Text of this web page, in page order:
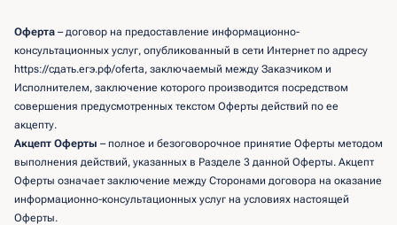
Оферта – договор на предоставление информационно-
консультационных услуг, опубликованный в сети Интернет по адресу
https://сдать.егэ.рф/oferta, заключаемый между Заказчиком и
Исполнителем, заключение которого производится посредством
совершения предусмотренных текстом Оферты действий по ее
акцепту.
Акцепт Оферты – полное и безоговорочное принятие Оферты методом
выполнения действий, указанных в Разделе 3 данной Оферты. Акцепт
Оферты означает заключение между Сторонами договора на оказание
информационно-консультационных услуг на условиях настоящей
Оферты.